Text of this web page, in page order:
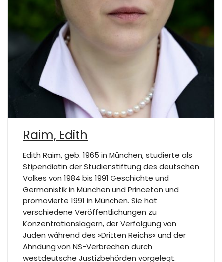
Raim, Edith
Edith Raim, geb. 1965 in München, studierte als
Stipendiatin der Studienstiftung des deutschen
Volkes von 1984 bis 1991 Geschichte und
Germanistik in München und Princeton und
promovierte 1991 in München. Sie hat
verschiedene Veröffentlichungen zu
Konzentrationslagern, der Verfolgung von
Juden während des »Dritten Reichs« und der
Ahndung von NS-Verbrechen durch
westdeutsche Justizbehörden vorgelegt.